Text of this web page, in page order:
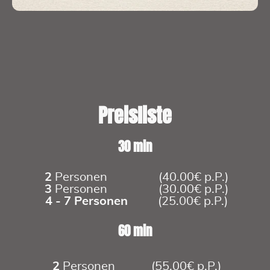
Preisliste
30 min
2 Personen (40.00€ p.P.)
3 Personen (30.00€ p.P.)
4 - 7 Personen (25.00€ p.P.)
60 min
2 Personen (55.00€ p.P.)